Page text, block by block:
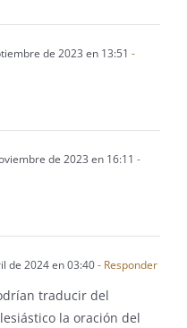
de 2023 en 13:51 -
de 2023 en 16:11 -
de 2024 en 03:40- Responder
traducir del
la oración del